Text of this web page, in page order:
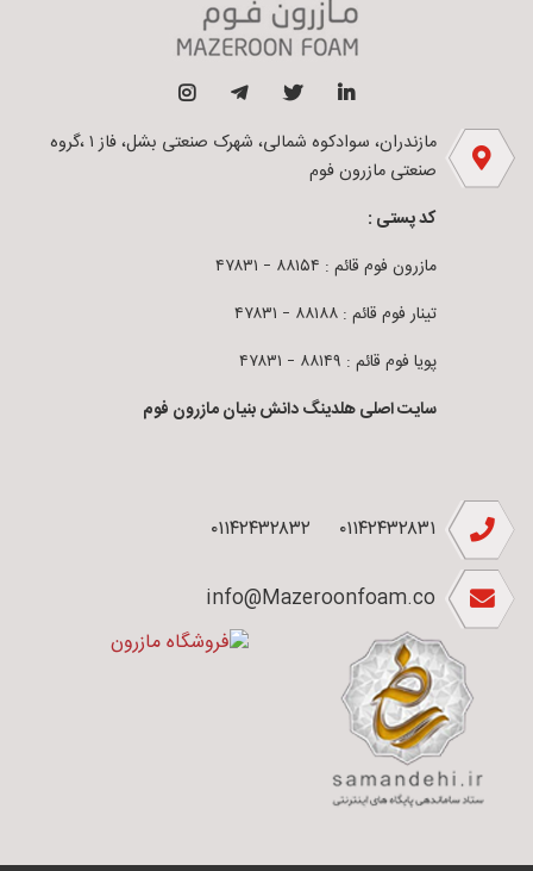
مازندران، سوادکوه شمالی، شهرک صنعتی بشل، فاز ۱ ،گروه
صنعتی مازرون فوم
کد پستی :
مازرون فوم قائم : ۸۸۱۵۴ – ۴۷۸۳۱
تینار فوم قائم : ۸۸۱۸۸ – ۴۷۸۳۱
پویا فوم قائم : ۸۸۱۴۹ – ۴۷۸۳۱
سایت اصلی هلدینگ دانش بنیان مازرون فوم
۰۱۱۴۲۴۳۲۸۳۱ ۰۱۱۴۲۴۳۲۸۳۲
info@Mazeroonfoam.co